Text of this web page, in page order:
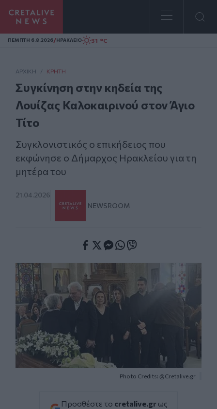
Homepage
ΠΕΜΠΤΗ 6.8.2026/ΗΡΑΚΛΕΙΟ 31 °C
ΑΡΧΙΚΗ / ΚΡΉΤΗ
Συγκίνηση στην κηδεία της
Λουίζας Καλοκαιρινού στον Άγιο
Τίτο
Συγκλονιστικός ο επικήδειος που
εκφώνησε ο Δήμαρχος Ηρακλείου για τη
μητέρα του
21.04.2026
NEWSROOM
Photo Credits: @Cretalive.gr
Προσθέστε το cretalive.gr ως